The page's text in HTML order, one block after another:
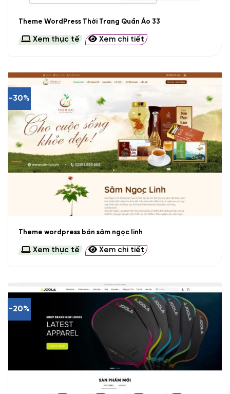
Theme WordPress Thời Trang Quần Áo 33
Xem thực tế Xem chi tiết
-30%
Theme wordpress bán sâm ngọc linh
Xem thực tế Xem chi tiết
-20%